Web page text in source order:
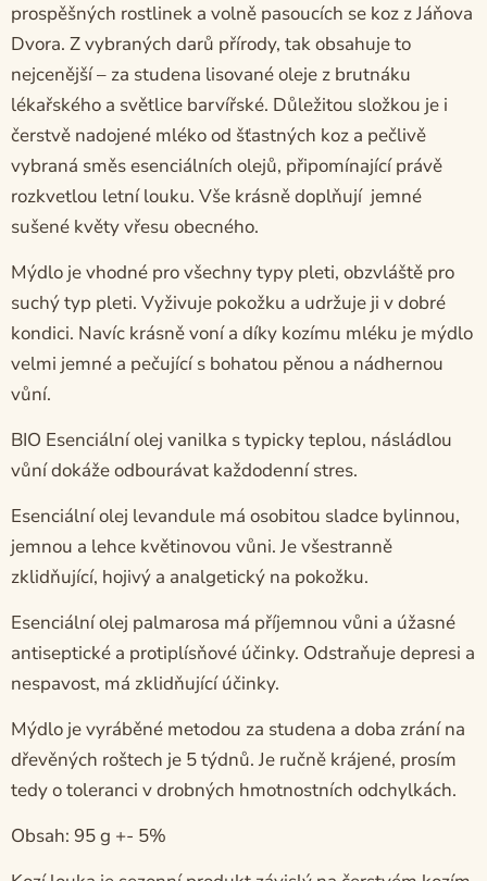
prospěšných rostlinek a volně pasoucích se koz z Jáňova
Dvora. Z vybraných darů přírody, tak obsahuje to
nejcenější – za studena lisované oleje z brutnáku
lékařského a světlice barvířské. Důležitou složkou je i
čerstvě nadojené mléko od šťastných koz a pečlivě
vybraná směs esenciálních olejů, připomínající právě
rozkvetlou letní louku. Vše krásně doplňují jemné
sušené květy vřesu obecného.
Mýdlo je vhodné pro všechny typy pleti, obzvláště pro
suchý typ pleti. Vyživuje pokožku a udržuje ji v dobré
kondici. Navíc krásně voní a díky kozímu mléku je mýdlo
velmi jemné a pečující s bohatou pěnou a nádhernou
vůní.
BIO Esenciální olej vanilka s typicky teplou, násládlou
vůní dokáže odbourávat každodenní stres.
Esenciální olej levandule má osobitou sladce bylinnou,
jemnou a lehce květinovou vůni. Je všestranně
zklidňující, hojivý a analgetický na pokožku.
Esenciální olej palmarosa má příjemnou vůni a úžasné
antiseptické a protiplísňové účinky. Odstraňuje depresi a
nespavost, má zklidňující účinky.
Mýdlo je vyráběné metodou za studena a doba zrání na
dřevěných roštech je 5 týdnů. Je ručně krájené, prosím
tedy o toleranci v drobných hmotnostních odchylkách.
Obsah: 95 g +- 5%